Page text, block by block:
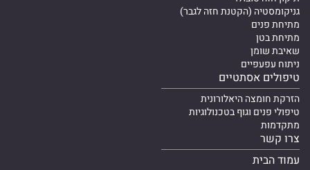
גניקומסטיה (הקטנת חזה לגבר)
מתיחת פנים
מתיחת בטן
שאיבת שומן
ניתוח עפעפיים
טיפולים אסתטיים
הזרקת חומצה היאלורונית
טיפולי פנים וגוף בטכנולוגיות
מתקדמות
צרו קשר
עמוד הבית